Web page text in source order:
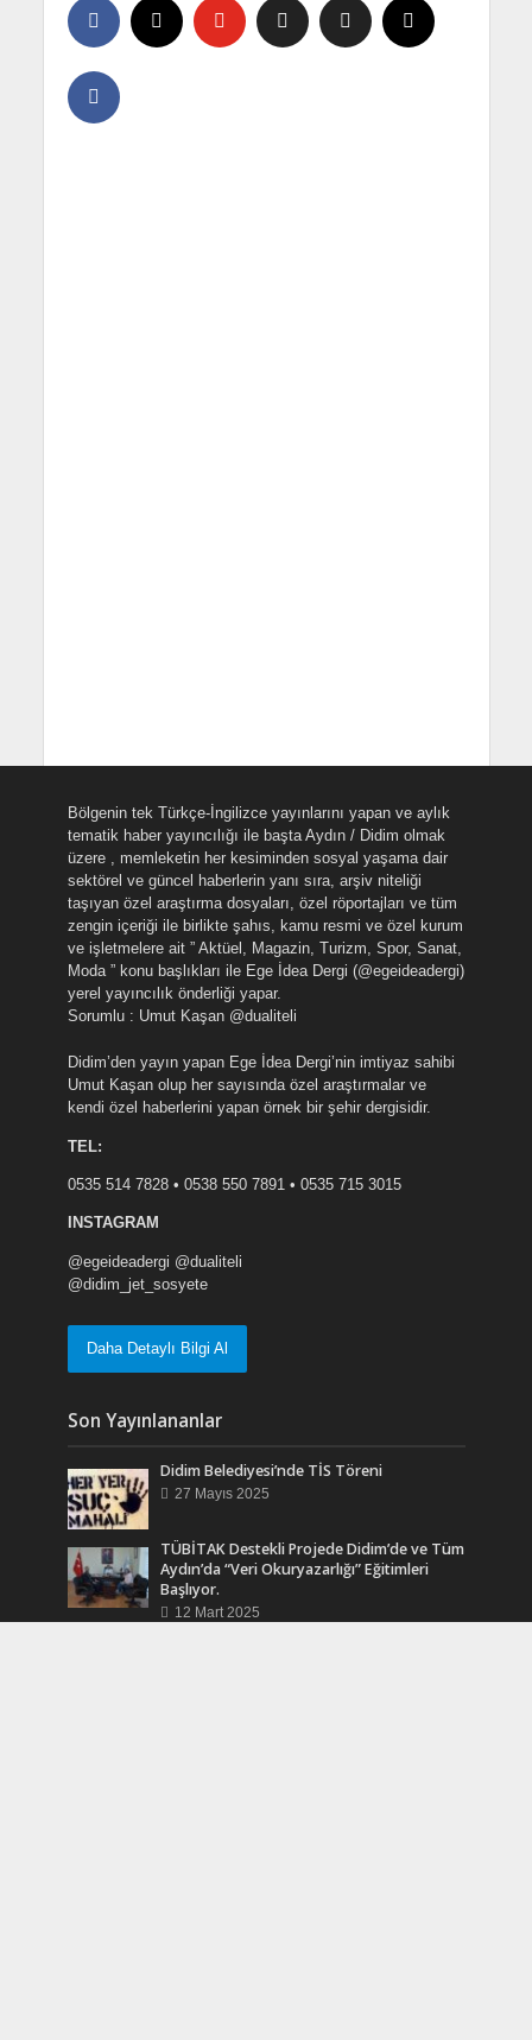
Bölgenin tek Türkçe-İngilizce yayınlarını yapan ve aylık
tematik haber yayıncılığı ile başta Aydın / Didim olmak
üzere , memleketin her kesiminden sosyal yaşama dair
sektörel ve güncel haberlerin yanı sıra, arşiv niteliği
taşıyan özel araştırma dosyaları, özel röportajları ve tüm
zengin içeriği ile birlikte şahıs, kamu resmi ve özel kurum
ve işletmelere ait ” Aktüel, Magazin, Turizm, Spor, Sanat,
Moda ” konu başlıkları ile Ege İdea Dergi (@egeideadergi)
yerel yayıncılık önderliği yapar.
Sorumlu : Umut Kaşan @dualiteli
Didim’den yayın yapan Ege İdea Dergi’nin imtiyaz sahibi
Umut Kaşan olup her sayısında özel araştırmalar ve
kendi özel haberlerini yapan örnek bir şehir dergisidir.
TEL:
0535 514 7828 • 0538 550 7891 • 0535 715 3015
INSTAGRAM
@egeideadergi @dualiteli
@didim_jet_sosyete
Daha Detaylı Bilgi Al
Son Yayınlananlar
Didim Belediyesi’nde TİS Töreni
27 Mayıs 2025
TÜBİTAK Destekli Projede Didim’de ve Tüm
Aydın’da “Veri Okuryazarlığı” Eğitimleri
Başlıyor.
12 Mart 2025